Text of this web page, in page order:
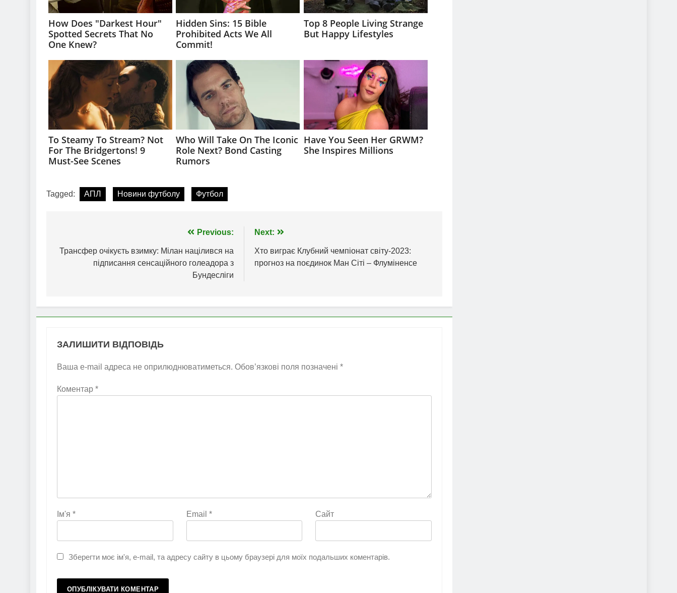
Tagged: АПЛ Новини футболу Футбол
записів
Previous:
Трансфер очікуєть взимку: Мілан націлився на
підписання сенсаційного голеадора з
Бундесліги
Next:
Хто виграє Клубний чемпіонат світу-2023:
прогноз на поєдинок Ман Сіті – Флуміненсе
ЗАЛИШИТИ ВІДПОВІДЬ
Ваша e-mail адреса не оприлюднюватиметься. Обов’язкові поля позначені *
Коментар *
Ім'я * Email * Сайт
Зберегти моє ім'я, e-mail, та адресу сайту в цьому браузері для моїх подальших коментарів.